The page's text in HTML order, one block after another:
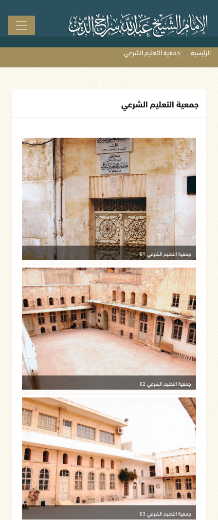
الرئيسية جمعية التعليم الشرعي
جمعية التعليم الشرعي
جمعية التعليم الشرعي 01
جمعية التعليم الشرعي 02
جمعية التعليم الشرعي 03